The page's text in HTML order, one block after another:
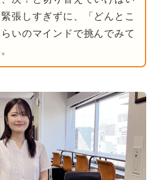
張しすぎずに、「どんとこ
いのマインドで挑んでみて